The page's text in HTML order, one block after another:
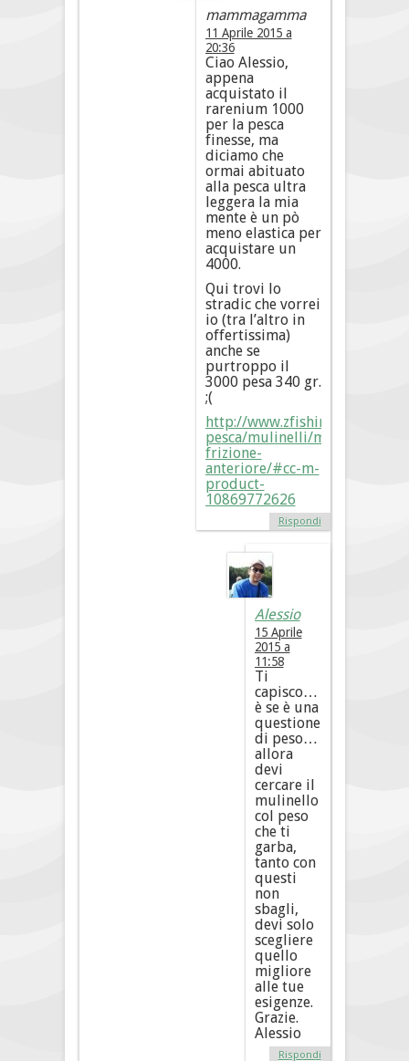
mammagamma
11 Aprile 2015 a
20:36
Ciao Alessio,
appena
acquistato il
rarenium 1000
per la pesca
finesse, ma
diciamo che
ormai abituato
alla pesca ultra
leggera la mia
mente è un pò
meno elastica per
acquistare un
4000.
Qui trovi lo
stradic che vorrei
io (tra l’altro in
offertissima)
anche se
purtroppo il
3000 pesa 340 gr.
;(
http://www.zfishing.it/
pesca/mulinelli/mulinelli-
frizione-
anteriore/#cc-m-
product-
10869772626
Rispondi
Alessio
15 Aprile
2015 a
11:58
Ti
capisco…
è se è una
questione
di peso…
allora
devi
cercare il
mulinello
col peso
che ti
garba,
tanto con
questi
non
sbagli,
devi solo
scegliere
quello
migliore
alle tue
esigenze.
Grazie.
Alessio
Rispondi